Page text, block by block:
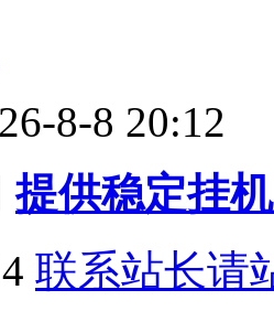
8-8 20:12
提供稳定挂
联系站长请